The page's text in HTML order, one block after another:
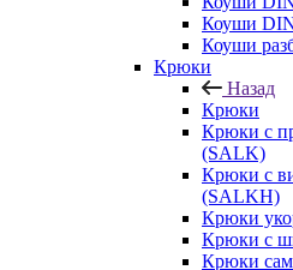
Коуши
Коуши
Крюки
Назад
Крюки
Крюки с
(SALK)
Крюки с
(SALKH)
Крюки
Крюки с
Крюки